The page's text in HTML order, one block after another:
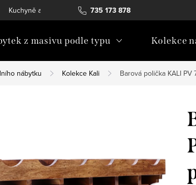
735 173 878
Kuchyně a vestavný nábytek Katalogy ke stažení
z masivu podle typu Kolekce
nábytku Kolekce Kali Barová polička KALI